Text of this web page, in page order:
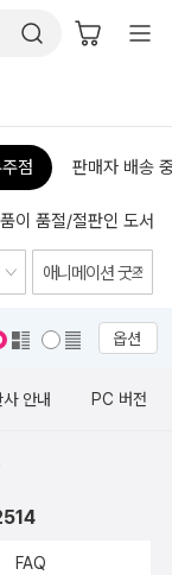
점 판매자 배송
이 품절/절판인 도서
옵션
사 안내 PC 버전
FAQ